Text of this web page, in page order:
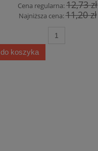
Cena regularna:12,73 zł
Najniższa cena:11,20 zł
do koszyka